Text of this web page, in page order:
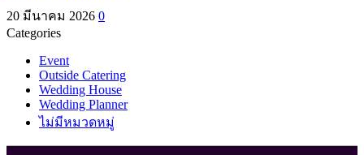
20 มีนาคม 2026 0
Categories
Event
Outside Catering
Wedding House
Wedding Planner
ไม่มีหมวดหมู่